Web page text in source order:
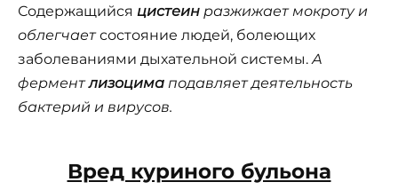
Содержащийся цистеин разжижает мокроту и
облегчаетсостояние людей, болеющих
заболеваниями дыхательной системы. А
ферментлизоцима подавляет деятельность
бактерий и вирусов.
Вред куриного бульона